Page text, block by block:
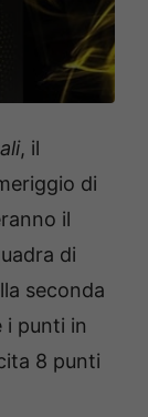
, il
di
il
di
seconda
i punti in
8 punti